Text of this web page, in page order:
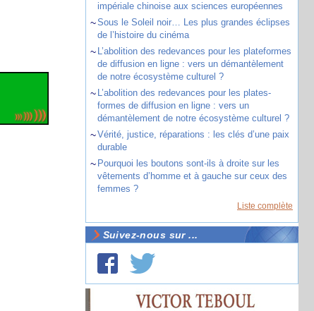
impériale chinoise aux sciences européennes
~Sous le Soleil noir… Les plus grandes éclipses
de l’histoire du cinéma
~ L’abolition des redevances pour les plateformes
de diffusion en ligne : vers un démantèlement
de notre écosystème culturel ?
~ L’abolition des redevances pour les plates-
formes de diffusion en ligne : vers un
démantèlement de notre écosystème culturel ?
~Vérité, justice, réparations : les clés d’une paix
durable
~ Pourquoi les boutons sont-ils à droite sur les
vêtements d’homme et à gauche sur ceux des
femmes ?
Liste complète
Suivez-nous sur ...